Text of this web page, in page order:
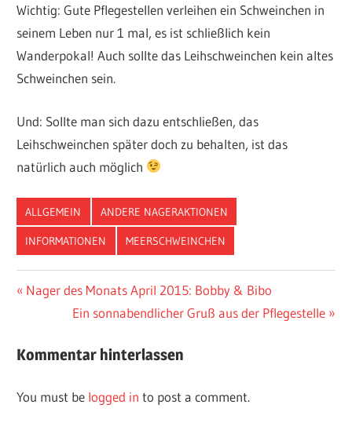
Wichtig: Gute Pflegestellen verleihen ein Schweinchen in
seinem Leben nur 1 mal, es ist schließlich kein
Wanderpokal! Auch sollte das Leihschweinchen kein altes
Schweinchen sein.
Und: Sollte man sich dazu entschließen, das
Leihschweinchen später doch zu behalten, ist das
natürlich auch möglich
ALLGEMEIN ANDERE NAGERAKTIONEN
INFORMATIONEN MEERSCHWEINCHEN
Vorheriger
Nager des Monats April 2015: Bobby & Bibo
Nächster
Ein sonnabendlicher Gruß aus der Pflegestelle
Kommentar hinterlassen
You must be logged in to post a comment.